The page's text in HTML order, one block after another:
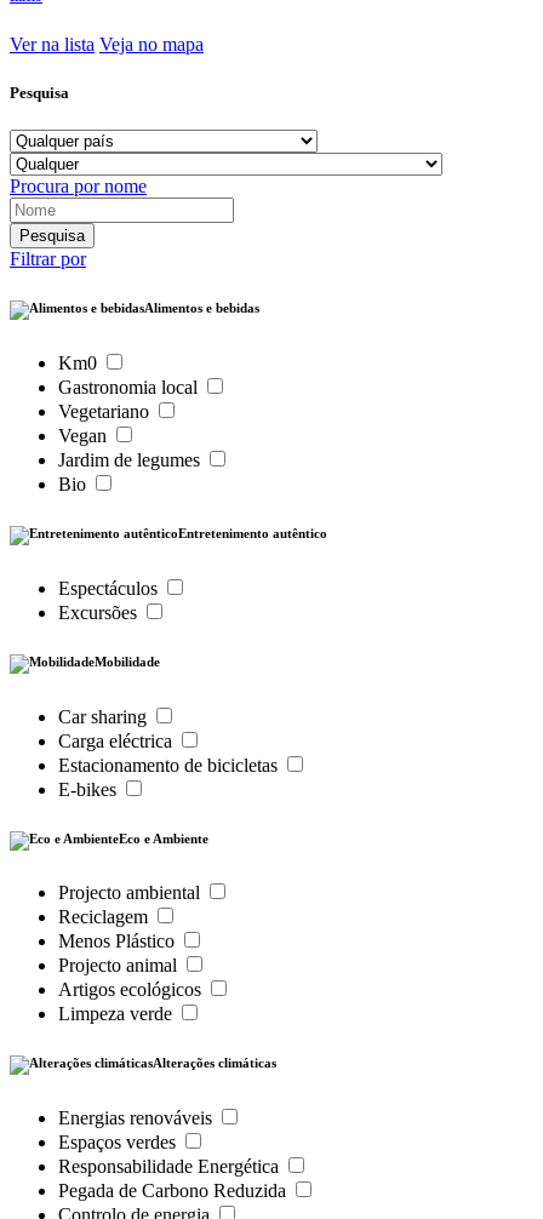
Ver na lista Veja no mapa
Pesquisa
Procura por nome
Filtrar por
Alimentos e bebidas
Km0
Gastronomia local
Vegetariano
Vegan
Jardim de legumes
Bio
Entretenimento autêntico
Espectáculos
Excursões
Mobilidade
Car sharing
Carga eléctrica
Estacionamento de bicicletas
E-bikes
Eco e Ambiente
Projecto ambiental
Reciclagem
Menos Plástico
Projecto animal
Artigos ecológicos
Limpeza verde
Alterações climáticas
Energias renováveis
Espaços verdes
Responsabilidade Energética
Pegada de Carbono Reduzida